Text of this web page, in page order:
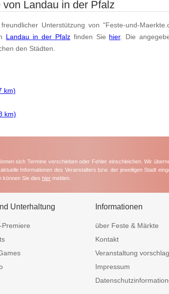
Landau in der Pfalz
Unterstützung von "Feste-und-
Landau in der Pfalzfinden Sie hier. Die
den Städten.
km)
km)
sich Termine verschieben oder Fehler einschleichen. Wir
Informationen des Veranstalters bzw. der jeweiligen Stadt
können Sie dies hier melden.
Unterhaltung
Premiere
Informationen
über Feste & Märkte
Kontakt
Veranstaltung
Impressum